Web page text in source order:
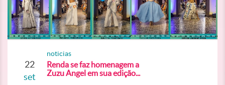
22
set
noticias
Renda se faz homenagem a
Zuzu Angel em sua edição...